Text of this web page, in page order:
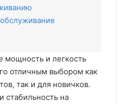
мощность и легкость
отличным выбором как
так и для новичков.
стабильность на